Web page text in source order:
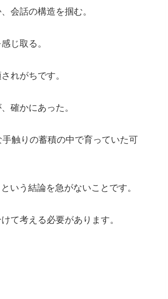
会話の構造を掴む。
じ取る。
れがちです。
確かにあった。
触りの蓄積の中で育っていた可
いう結論を急がないことです。
て考える必要があります。